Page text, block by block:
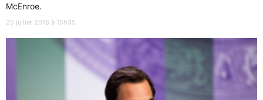
McEnroe.
25 juillet 2018 à 15h35